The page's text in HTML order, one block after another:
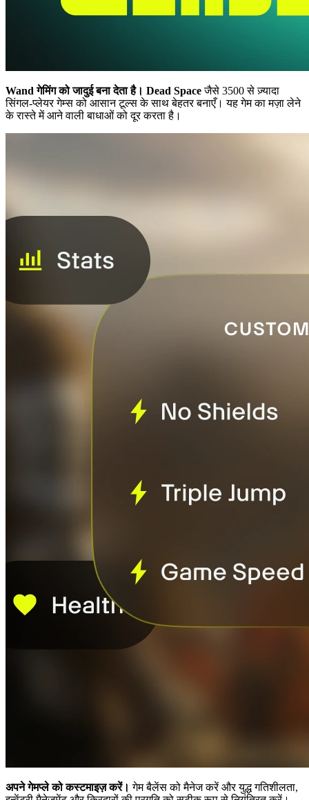
Wand गेमिंग को जादुई बना देता है। Dead Spaceजैसे 3500 से ज़्यादा
सिंगल-प्लेयर गेम्स को आसान टूल्स के साथ बेहतर बनाएँ। यह गेम का मज़ा लेने
के रास्ते में आने वाली बाधाओं को दूर करता है।
अपने गेमप्ले को कस्टमाइज़ करें। गेम बैलेंस को मैनेज करें और युद्ध गतिशीलता,